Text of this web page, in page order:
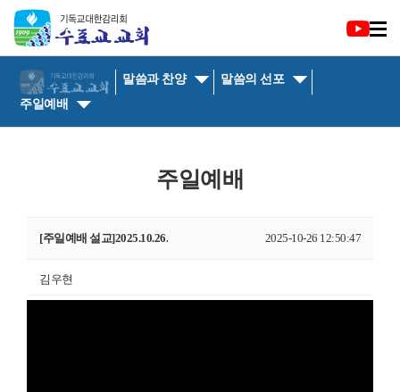
말씀과 찬양
말씀의 선포
주일예배
주일예배
[주일예배 설교]2025.10.26. 2025-10-26 12:50:47
김우현